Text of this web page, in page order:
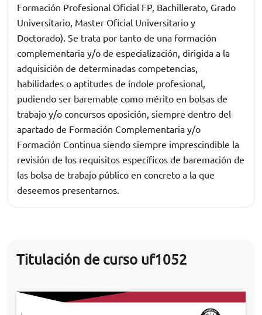
Formación Profesional Oficial FP, Bachillerato, Grado
Universitario, Master Oficial Universitario y
Doctorado). Se trata por tanto de una formación
complementaria y/o de especialización, dirigida a la
adquisición de determinadas competencias,
habilidades o aptitudes de índole profesional,
pudiendo ser baremable como mérito en bolsas de
trabajo y/o concursos oposición, siempre dentro del
apartado de Formación Complementaria y/o
Formación Continua siendo siempre imprescindible la
revisión de los requisitos específicos de baremación de
las bolsa de trabajo público en concreto a la que
deseemos presentarnos.
Titulación de curso uf1052